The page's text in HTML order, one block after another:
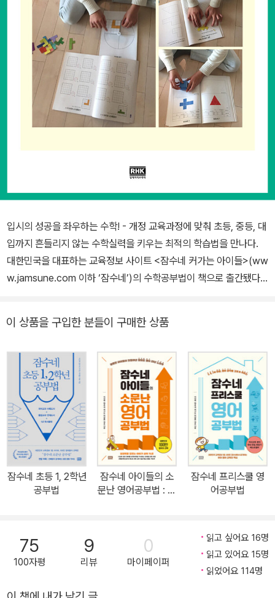
입시의 성공을 좌우하는 수학! - 개정 교육과정에 맞춰 초등, 중등, 대
입까지 흔들리지 않는 수학실력을 키우는 최적의 학습법을 만나다.
대한민국을 대표하는 교육정보 사이트 <잠수네 커가는 아이들>(ww
w.jamsune.com 이하 ‘잠수네’)의 수학공부법이 책으로 출간됐다.
김한 대한민국 대표 자녀교육서 《잠수네 아이들의 소문난 영어공부
우를 집대성하여 《잠수네 아이들의 소문난 수학공부법》을 펴냈다. 이
책은 유아부터 초등, 중등, 고등까지 엄마들이 검증해온 수학 학습 노
하우를 확장하고 숙성한 결과물로 장기적인 수학학습의 모델을 창조
한 또 하나의 역작이다. 특히, 2017년도 수학능력평가에서 수학 난이
도가 상향조정되고, 2018년 대학입시에서도 깊이 있는 사고를 판단
하고자 고난도 문항과 문제에 대한 응용력을 확인하는 신 유형이 다
수 출제될 것으로 예측되어 수학실력을 확실하게 다지고 싶은 학부모
들의 열망은 더욱 커지고 있다. 범람하는 사교육 경쟁 속에서 《잠수네
육의 비중이 높은 과목이다. 엄마가 직접 가르치자니 자신감이 없고,
학년이 올라갈수록 함께 문제를 해결할 수 있는 부분이 적다. 그러다
이 상품을 구입한 분들이 구매한 상품
잠수네 초등 1, 2학년
공부법
잠수네 아이들의 소
문난 영어공부법 : 통
잠수네 프리스쿨 영
어공부법
75
100자평
9
리뷰
0
마이페이퍼
읽고 싶어요 16명
읽고 있어요 15명
읽었어요 114명